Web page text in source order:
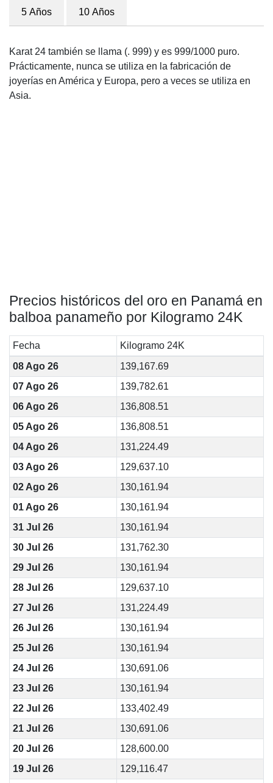
5 Años 10 Años
Karat 24 también se llama (. 999) y es 999/1000 puro.
Prácticamente, nunca se utiliza en la fabricación de
joyerías en América y Europa, pero a veces se utiliza en
Asia.
Precios históricos del oro en Panamá en
balboa panameño por Kilogramo 24K
Fecha
Kilogramo 24K
08 Ago 26
139,167.69
07 Ago 26
139,782.61
06 Ago 26
136,808.51
05 Ago 26
136,808.51
04 Ago 26
131,224.49
03 Ago 26
129,637.10
02 Ago 26
130,161.94
01 Ago 26
130,161.94
31 Jul 26
130,161.94
30 Jul 26
131,762.30
29 Jul 26
130,161.94
28 Jul 26
129,637.10
27 Jul 26
131,224.49
26 Jul 26
130,161.94
25 Jul 26
130,161.94
24 Jul 26
130,691.06
23 Jul 26
130,161.94
22 Jul 26
133,402.49
21 Jul 26
130,691.06
20 Jul 26
128,600.00
19 Jul 26
129,116.47